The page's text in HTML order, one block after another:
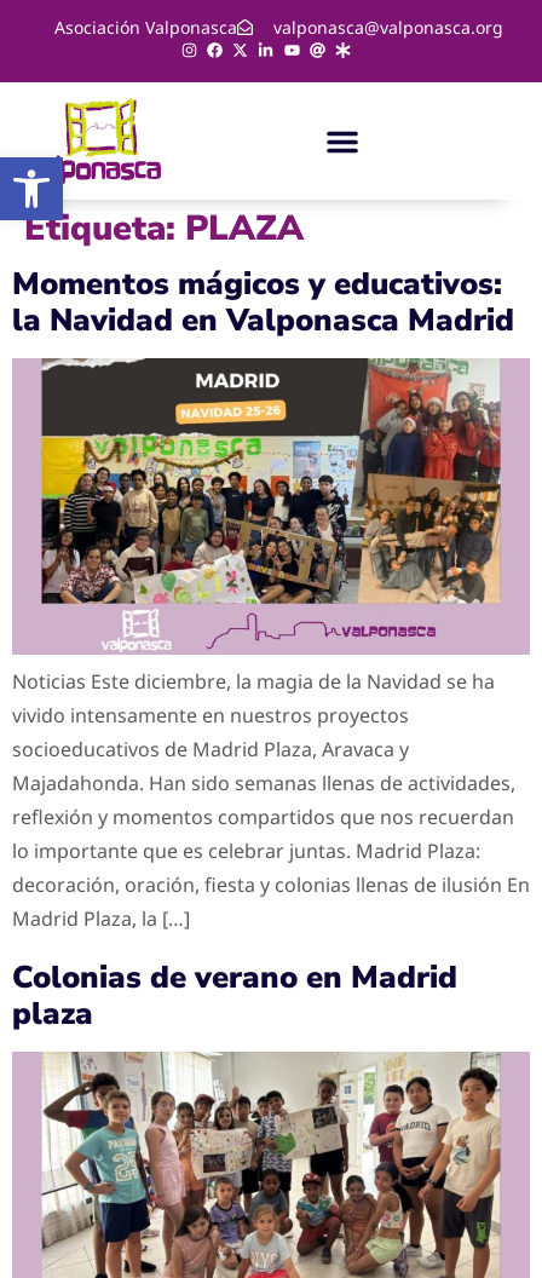
Asociación Valponasca valponasca@valponasca.org
Etiqueta: PLAZA
Momentos mágicos y educativos:
la Navidad en Valponasca Madrid
Noticias Este diciembre, la magia de la Navidad se ha
vivido intensamente en nuestros proyectos
socioeducativos de Madrid Plaza, Aravaca y
Majadahonda. Han sido semanas llenas de actividades,
reflexión y momentos compartidos que nos recuerdan
lo importante que es celebrar juntas. Madrid Plaza:
decoración, oración, fiesta y colonias llenas de ilusión En
Madrid Plaza, la […]
Colonias de verano en Madrid
plaza
Abrir barra de herramientas